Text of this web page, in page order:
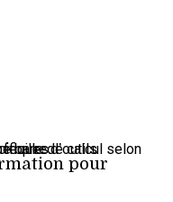
des données spécifiques.
pour